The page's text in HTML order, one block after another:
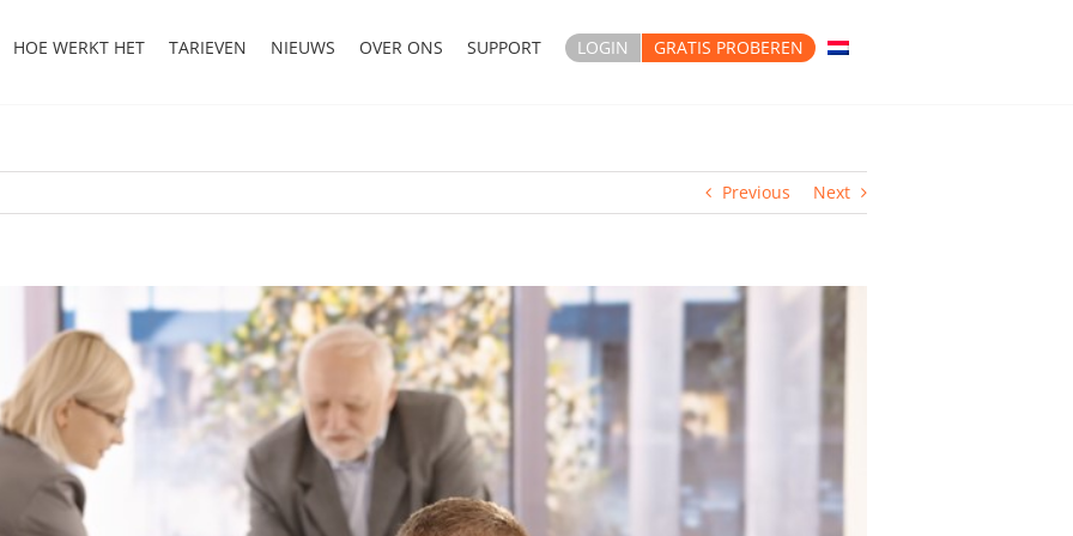
HOE WERKT HET TARIEVEN NIEUWS OVER ONS SUPPORT LOGIN GRATIS PROBEREN
Previous Next